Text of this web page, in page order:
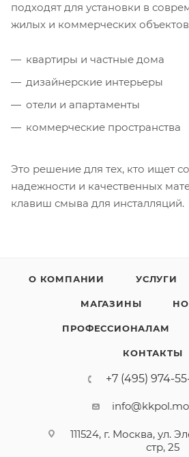
подходят для установки в
жилых и коммерческих
квартиры и частные дома
дизайнерские интерьеры
отели и апартаменты
коммерческие пространства
Это решение для тех, кто ищет
надежности и качественных
клавиш смыва для инсталляций.
О КОМПАНИИ УСЛУГИ
МАГАЗИНЫ
ПРОФЕССИОНАЛАМ
КОНТАКТЫ
+7 (495) 974-
111524, г. Москва, ул.
стр, 25